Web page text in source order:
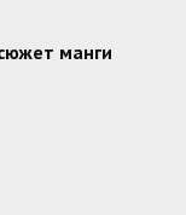
манги